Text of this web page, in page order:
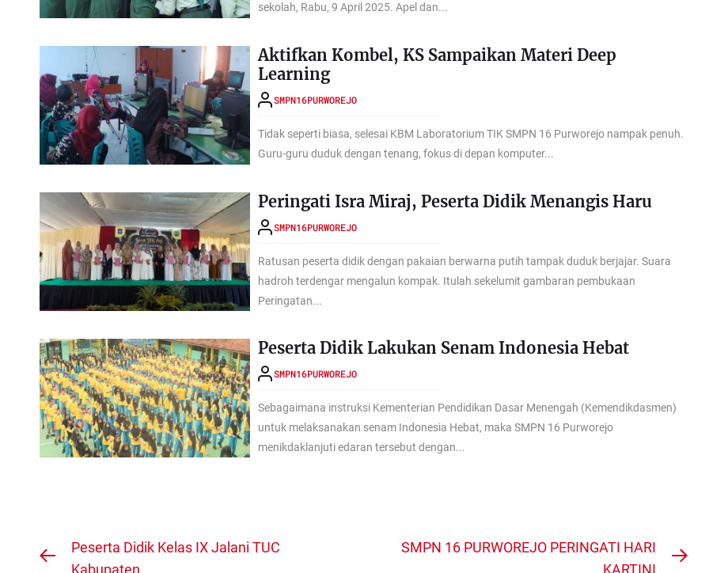
sekolah, Rabu, 9 April 2025. Apel dan...
Aktifkan Kombel, KS Sampaikan Materi Deep
Learning
SMPN16PURWOREJO
Tidak seperti biasa, selesai KBM Laboratorium TIK SMPN 16 Purworejo nampak penuh.
Guru-guru duduk dengan tenang, fokus di depan komputer...
Peringati Isra Miraj, Peserta Didik Menangis Haru
SMPN16PURWOREJO
Ratusan peserta didik dengan pakaian berwarna putih tampak duduk berjajar. Suara
hadroh terdengar mengalun kompak. Itulah sekelumit gambaran pembukaan
Peringatan...
Peserta Didik Lakukan Senam Indonesia Hebat
SMPN16PURWOREJO
Sebagaimana instruksi Kementerian Pendidikan Dasar Menengah (Kemendikdasmen)
untuk melaksanakan senam Indonesia Hebat, maka SMPN 16 Purworejo
menikdaklanjuti edaran tersebut dengan...
Navigasi
Previous
Peserta Didik Kelas IX Jalani TUC
SMPN 16 PURWOREJO PERINGATI HARI